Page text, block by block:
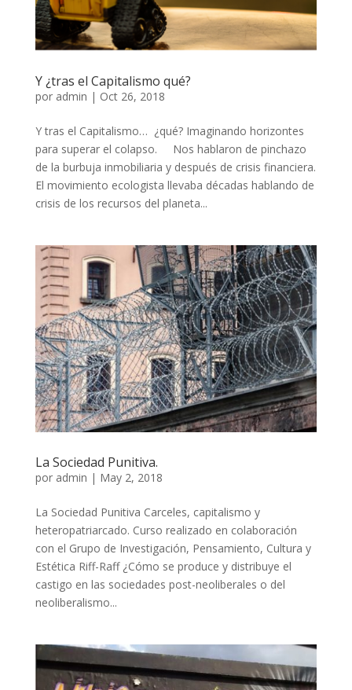
Y ¿tras el Capitalismo qué?
por admin | Oct 26, 2018
Y tras el Capitalismo… ¿qué? Imaginando horizontes
para superar el colapso. Nos hablaron de pinchazo
de la burbuja inmobiliaria y después de crisis financiera.
El movimiento ecologista llevaba décadas hablando de
crisis de los recursos del planeta...
La Sociedad Punitiva.
por admin | May 2, 2018
La Sociedad Punitiva Carceles, capitalismo y
heteropatriarcado. Curso realizado en colaboración
con el Grupo de Investigación, Pensamiento, Cultura y
Estética Riff-Raff ¿Cómo se produce y distribuye el
castigo en las sociedades post-neoliberales o del
neoliberalismo...